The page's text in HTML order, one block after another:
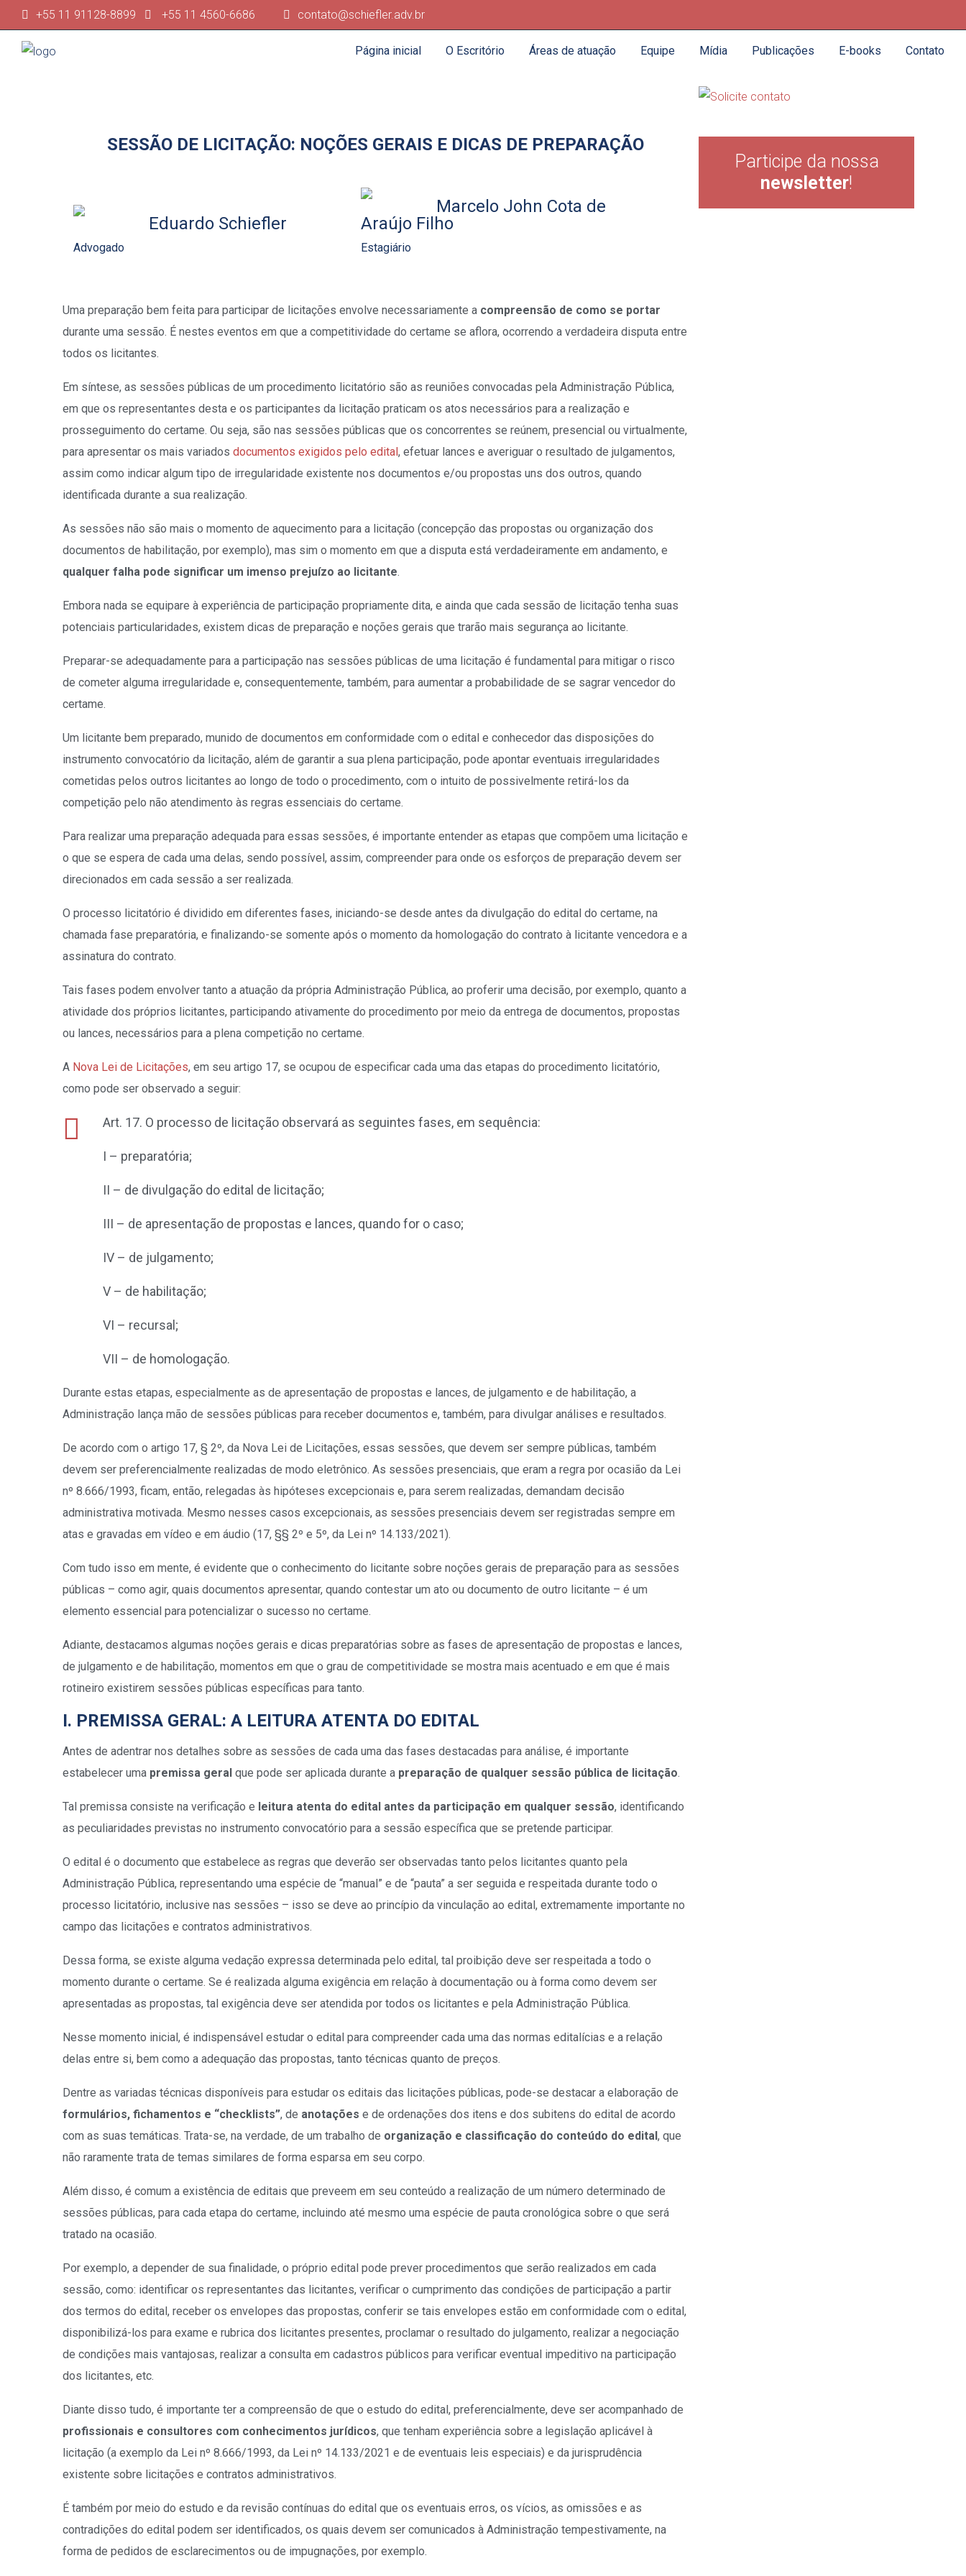
+55 11 91128-8899 +55 11 4560-6686 contato@schiefler.adv.br
Página inicial O Escritório Áreas de atuação Equipe Mídia Publicações E-books Contato
SESSÃO DE LICITAÇÃO: NOÇÕES GERAIS E DICAS DE PREPARAÇÃO
Eduardo Schiefler
Advogado
Marcelo John Cota de
Araújo Filho
Estagiário
Uma preparação bem feita para participar de licitações envolve necessariamente a compreensão de como se portar
durante uma sessão. É nestes eventos em que a competitividade do certame se aflora, ocorrendo a verdadeira disputa entre
todos os licitantes.
Em síntese, as sessões públicas de um procedimento licitatório são as reuniões convocadas pela Administração Pública,
em que os representantes desta e os participantes da licitação praticam os atos necessários para a realização e
prosseguimento do certame. Ou seja, são nas sessões públicas que os concorrentes se reúnem, presencial ou virtualmente,
para apresentar os mais variados documentos exigidos pelo edital, efetuar lances e averiguar o resultado de julgamentos,
assim como indicar algum tipo de irregularidade existente nos documentos e/ou propostas uns dos outros, quando
identificada durante a sua realização.
As sessões não são mais o momento de aquecimento para a licitação (concepção das propostas ou organização dos
documentos de habilitação, por exemplo), mas sim o momento em que a disputa está verdadeiramente em andamento, e
qualquer falha pode significar um imenso prejuízo ao licitante.
Embora nada se equipare à experiência de participação propriamente dita, e ainda que cada sessão de licitação tenha suas
potenciais particularidades, existem dicas de preparação e noções gerais que trarão mais segurança ao licitante.
Preparar-se adequadamente para a participação nas sessões públicas de uma licitação é fundamental para mitigar o risco
de cometer alguma irregularidade e, consequentemente, também, para aumentar a probabilidade de se sagrar vencedor do
certame.
Um licitante bem preparado, munido de documentos em conformidade com o edital e conhecedor das disposições do
instrumento convocatório da licitação, além de garantir a sua plena participação, pode apontar eventuais irregularidades
cometidas pelos outros licitantes ao longo de todo o procedimento, com o intuito de possivelmente retirá-los da
competição pelo não atendimento às regras essenciais do certame.
Para realizar uma preparação adequada para essas sessões, é importante entender as etapas que compõem uma licitação e
o que se espera de cada uma delas, sendo possível, assim, compreender para onde os esforços de preparação devem ser
direcionados em cada sessão a ser realizada.
O processo licitatório é dividido em diferentes fases, iniciando-se desde antes da divulgação do edital do certame, na
chamada fase preparatória, e finalizando-se somente após o momento da homologação do contrato à licitante vencedora e a
assinatura do contrato.
Tais fases podem envolver tanto a atuação da própria Administração Pública, ao proferir uma decisão, por exemplo, quanto a
atividade dos próprios licitantes, participando ativamente do procedimento por meio da entrega de documentos, propostas
ou lances, necessários para a plena competição no certame.
A Nova Lei de Licitações, em seu artigo 17, se ocupou de especificar cada uma das etapas do procedimento licitatório,
como pode ser observado a seguir:
Art. 17. O processo de licitação observará as seguintes fases, em sequência:
I – preparatória;
II – de divulgação do edital de licitação;
III – de apresentação de propostas e lances, quando for o caso;
IV – de julgamento;
V – de habilitação;
VI – recursal;
VII – de homologação.
Durante estas etapas, especialmente as de apresentação de propostas e lances, de julgamento e de habilitação, a
Administração lança mão de sessões públicas para receber documentos e, também, para divulgar análises e resultados.
De acordo com o artigo 17, § 2º, da Nova Lei de Licitações, essas sessões, que devem ser sempre públicas, também
devem ser preferencialmente realizadas de modo eletrônico. As sessões presenciais, que eram a regra por ocasião da Lei
nº 8.666/1993, ficam, então, relegadas às hipóteses excepcionais e, para serem realizadas, demandam decisão
administrativa motivada. Mesmo nesses casos excepcionais, as sessões presenciais devem ser registradas sempre em
atas e gravadas em vídeo e em áudio (17, §§ 2º e 5º, da Lei nº 14.133/2021).
Com tudo isso em mente, é evidente que o conhecimento do licitante sobre noções gerais de preparação para as sessões
públicas – como agir, quais documentos apresentar, quando contestar um ato ou documento de outro licitante – é um
elemento essencial para potencializar o sucesso no certame.
Adiante, destacamos algumas noções gerais e dicas preparatórias sobre as fases de apresentação de propostas e lances,
de julgamento e de habilitação, momentos em que o grau de competitividade se mostra mais acentuado e em que é mais
rotineiro existirem sessões públicas específicas para tanto.
I. PREMISSA GERAL: A LEITURA ATENTA DO EDITAL
Antes de adentrar nos detalhes sobre as sessões de cada uma das fases destacadas para análise, é importante
estabelecer uma premissa geral que pode ser aplicada durante a preparação de qualquer sessão pública de licitação.
Tal premissa consiste na verificação e leitura atenta do edital antes da participação em qualquer sessão, identificando
as peculiaridades previstas no instrumento convocatório para a sessão específica que se pretende participar.
O edital é o documento que estabelece as regras que deverão ser observadas tanto pelos licitantes quanto pela
Administração Pública, representando uma espécie de “manual” e de “pauta” a ser seguida e respeitada durante todo o
processo licitatório, inclusive nas sessões – isso se deve ao princípio da vinculação ao edital, extremamente importante no
campo das licitações e contratos administrativos.
Dessa forma, se existe alguma vedação expressa determinada pelo edital, tal proibição deve ser respeitada a todo o
momento durante o certame. Se é realizada alguma exigência em relação à documentação ou à forma como devem ser
apresentadas as propostas, tal exigência deve ser atendida por todos os licitantes e pela Administração Pública.
Nesse momento inicial, é indispensável estudar o edital para compreender cada uma das normas editalícias e a relação
delas entre si, bem como a adequação das propostas, tanto técnicas quanto de preços.
Dentre as variadas técnicas disponíveis para estudar os editais das licitações públicas, pode-se destacar a elaboração de
formulários, fichamentos e “checklists”, de anotações e de ordenações dos itens e dos subitens do edital de acordo
com as suas temáticas. Trata-se, na verdade, de um trabalho de organização e classificação do conteúdo do edital, que
não raramente trata de temas similares de forma esparsa em seu corpo.
Além disso, é comum a existência de editais que preveem em seu conteúdo a realização de um número determinado de
sessões públicas, para cada etapa do certame, incluindo até mesmo uma espécie de pauta cronológica sobre o que será
tratado na ocasião.
Por exemplo, a depender de sua finalidade, o próprio edital pode prever procedimentos que serão realizados em cada
sessão, como: identificar os representantes das licitantes, verificar o cumprimento das condições de participação a partir
dos termos do edital, receber os envelopes das propostas, conferir se tais envelopes estão em conformidade com o edital,
disponibilizá-los para exame e rubrica dos licitantes presentes, proclamar o resultado do julgamento, realizar a negociação
de condições mais vantajosas, realizar a consulta em cadastros públicos para verificar eventual impeditivo na participação
dos licitantes, etc.
Diante disso tudo, é importante ter a compreensão de que o estudo do edital, preferencialmente, deve ser acompanhado de
profissionais e consultores com conhecimentos jurídicos, que tenham experiência sobre a legislação aplicável à
licitação (a exemplo da Lei nº 8.666/1993, da Lei nº 14.133/2021 e de eventuais leis especiais) e da jurisprudência
existente sobre licitações e contratos administrativos.
É também por meio do estudo e da revisão contínuas do edital que os eventuais erros, os vícios, as omissões e as
contradições do edital podem ser identificados, os quais devem ser comunicados à Administração tempestivamente, na
forma de pedidos de esclarecimentos ou de impugnações, por exemplo.
Participe da nossa
newsletter!